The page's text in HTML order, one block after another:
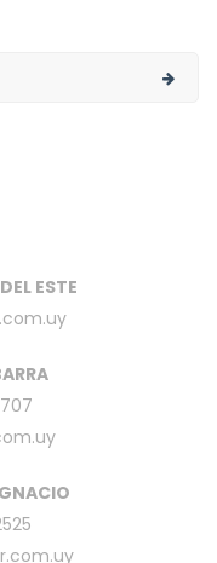
ESTE